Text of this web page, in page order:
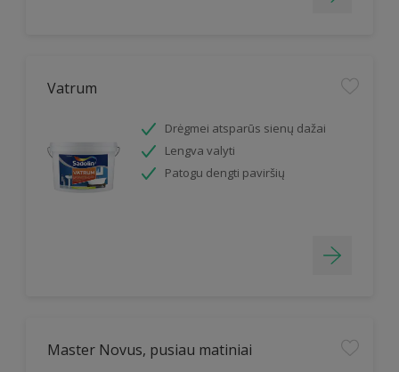
Vatrum
Drėgmei atsparūs sienų dažai
Lengva valyti
Patogu dengti paviršių
Master Novus, pusiau matiniai